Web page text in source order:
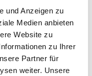
und Anzeigen zu
Medien anbieten
Website zu
zu Ihrer
Partner für
weiter. Unsere